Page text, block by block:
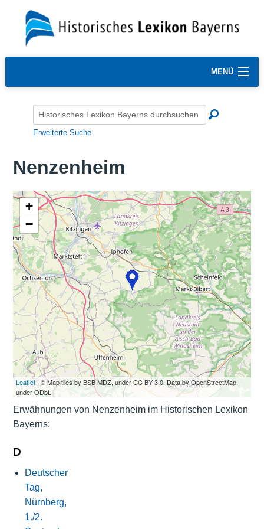
MENÜ
Erweiterte Suche
Nenzenheim
+
−
Leaflet| © Map tiles by BSB MDZ, under CC BY 3.0. Data by OpenStreetMap,
under ODbL
Erwähnungen von Nenzenheim im Historischen Lexikon
Bayerns:
D
Deutscher
Tag,
Nürnberg,
1./2.